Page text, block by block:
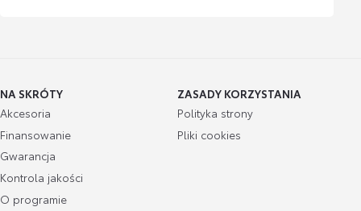
NA SKRÓTY
Akcesoria
Finansowanie
Gwarancja
Kontrola jakości
O programie
ZASADY KORZYSTANIA
Polityka strony
Pliki cookies